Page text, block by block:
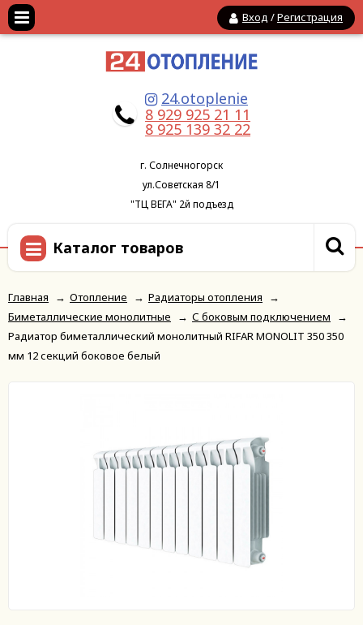
Вход /Регистрация
24.otoplenie
8 929 925 21 11
8 925 139 32 22
г. Солнечногорск
ул.Советская 8/1
"ТЦ ВЕГА" 2й подъезд
Каталог товаров
Главная → Отопление → Радиаторы отопления
→
Биметаллические монолитные
→ С боковым подключением
→
Радиатор биметаллический монолитный RIFAR MONOLIT 350 350
мм 12 секций боковое белый